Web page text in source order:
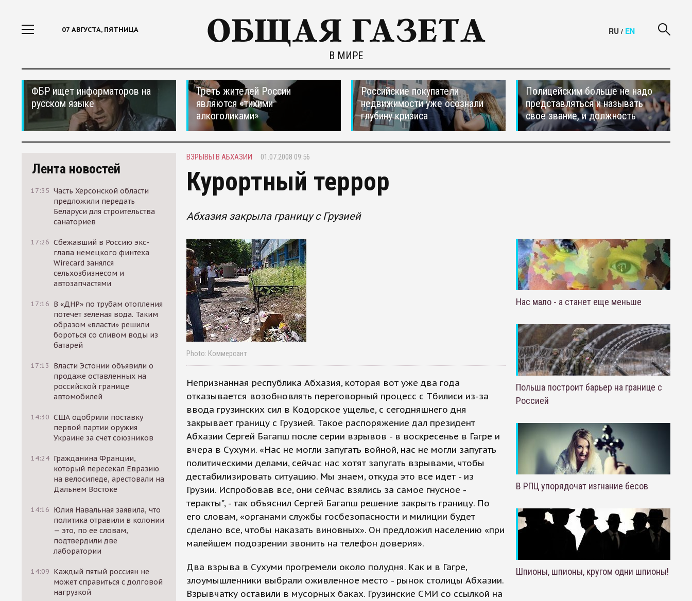
07 АВГУСТА, ПЯТНИЦА
В МИРЕ
RU / EN
ФБР ищет информаторов на
русском языке
Треть жителей России
являются «тихими
алкоголиками»
Российские покупатели
недвижимости уже осознали
глубину кризиса
Полицейским больше не надо
представляться и называть
свое звание, и должность
Лента новостей
17:35 Часть Херсонской области
предложили передать
Беларуси для строительства
санаториев
17:26 Сбежавший в Россию экс-
глава немецкого финтеха
Wirecard занялся
сельхозбизнесом и
автозапчастями
17:16 В «ДНР» по трубам отопления
потечет зеленая вода. Таким
образом «власти» решили
бороться со сливом воды из
батарей
17:13
Власти Эстонии объявили о
продаже оставленных на
российской границе
автомобилей
14:30 США одобрили поставку
первой партии оружия
Украине за счет союзников
14:24 Гражданина Франции,
который пересекал Евразию
на велосипеде, арестовали на
Дальнем Востоке
14:16 Юлия Навальная заявила, что
политика отравили в колонии
— это, по ее словам,
подтвердили две
лаборатории
14:09 Каждый пятый россиян не
может справиться с долговой
нагрузкой
ВЗРЫВЫ В АБХАЗИИ 01.07.2008 09:56
Курортный террор
Абхазия закрыла границу с Грузией
Photo: Коммерсант
Непризнанная республика Абхазия, которая вот уже два года
отказывается возобновлять переговорный процесс с Тбилиси из-за
ввода грузинских сил в Кодорское ущелье, с сегодняшнего дня
закрывает границу с Грузией. Такое распоряжение дал президент
Абхазии Сергей Багапш после серии взрывов - в воскресенье в Гагре и
вчера в Сухуми. «Нас не могли запугать войной, нас не могли запугать
политическими делами, сейчас нас хотят запугать взрывами, чтобы
дестабилизировать ситуацию. Мы знаем, откуда это все идет - из
Грузии. Испробовав все, они сейчас взялись за самое гнусное -
теракты", - так объяснил Сергей Багапш решение закрыть границу. По
его словам, «органами службы госбезопасности и милиции будет
сделано все, чтобы наказать виновных». Он предложил населению «при
малейшем подозрении звонить на телефон доверия».
Два взрыва в Сухуми прогремели около полудня. Как и в Гагре,
злоумышленники выбрали оживленное место - рынок столицы Абхазии.
Взрывчатку оставили в мусорных баках. Грузинские СМИ со ссылкой на
Нас мало - а станет еще меньше
Польша построит барьер на границе с
Россией
В РПЦ упорядочат изгнание бесов
Шпионы, шпионы, кругом одни шпионы!